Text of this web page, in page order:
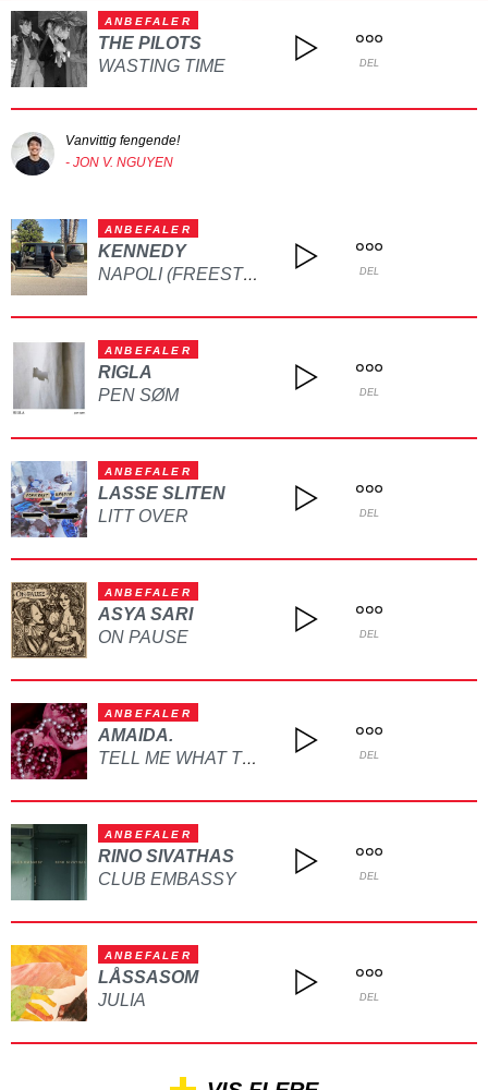
ANBEFALER
THE PILOTS
WASTING TIME
DEL
Vanvittig fengende!
- JON V. NGUYEN
ANBEFALER
KENNEDY
NAPOLI (FREESTYLE) DEL
ANBEFALER
RIGLA
PEN SØM
DEL
ANBEFALER
LASSE SLITEN
LITT OVER
DEL
ANBEFALER
ASYA SARI
ON PAUSE
DEL
ANBEFALER
AMAIDA.
TELL ME WHAT TO DO DEL
ANBEFALER
RINO SIVATHAS
CLUB EMBASSY
DEL
ANBEFALER
LÅSSASOM
JULIA
DEL